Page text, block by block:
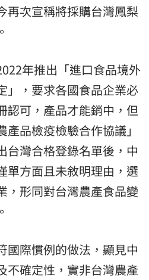
再次宣稱將採購台灣鳳梨
年推出「進口食品境外
」，要求各國食品企業必
認可，產品才能銷中，但
品檢疫檢驗合作協議」
台灣合格登錄名單後，中
單方面且未敘明理由，選
，形同對台灣農產食品變
國際慣例的做法，顯見中
不確定性，實非台灣農產